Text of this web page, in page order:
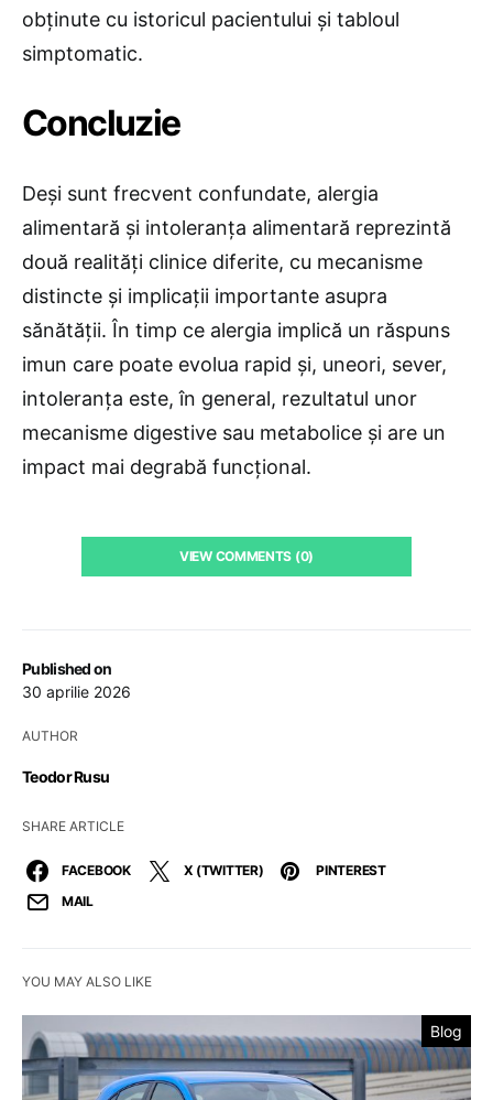
Published on
30 aprilie 2026
AUTHOR
Teodor Rusu
SHARE ARTICLE
FACEBOOK X (TWITTER)
PINTEREST
MAIL
obținute cu istoricul pacientului și tabloul
simptomatic.
Concluzie
Deși sunt frecvent confundate, alergia
alimentară și intoleranța alimentară reprezintă
două realități clinice diferite, cu mecanisme
distincte și implicații importante asupra
sănătății. În timp ce alergia implică un răspuns
imun care poate evolua rapid și, uneori, sever,
intoleranța este, în general, rezultatul unor
mecanisme digestive sau metabolice și are un
impact mai degrabă funcțional.
VIEW COMMENTS (0)
YOU MAY ALSO LIKE
Blog